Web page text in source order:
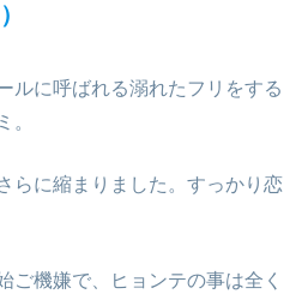
ルに呼ばれる溺れたフリをする
。
らに縮まりました。すっかり恋
ご機嫌で、ヒョンテの事は全く